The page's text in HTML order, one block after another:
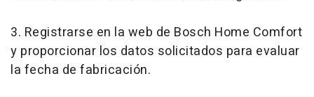
3. Registrarse en la web de Bosch Home Comfort
y proporcionar los datos solicitados para evaluar
la fecha de fabricación.